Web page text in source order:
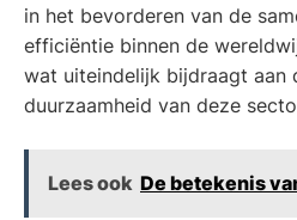
in het bevorderen van de
efficiëntie binnen de
wat uiteindelijk bijdraagt aan
duurzaamheid van deze
Lees ook De betekenis